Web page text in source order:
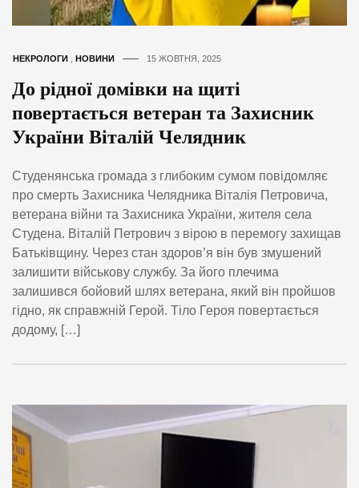
НЕКРОЛОГИ НОВИНИ 15 ЖОВТНЯ, 2025
До рідної домівки на щиті
повертається ветеран та Захисник
України Віталій Челядник
Студенянська громада з глибоким сумом повідомляє
про смерть Захисника Челядника Віталія Петровича,
ветерана війни та Захисника України, жителя села
Студена. Віталій Петрович з вірою в перемогу захищав
Батьківщину. Через стан здоров’я він був змушений
залишити військову службу. За його плечима
залишився бойовий шлях ветерана, який він пройшов
гідно, як справжній Герой. Тіло Героя повертається
додому, […]